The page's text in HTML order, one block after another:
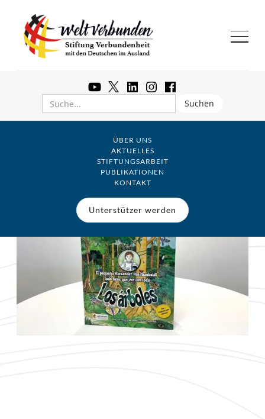
ÜBER UNS
AKTUELLES
STIFTUNGSARBEIT
PUBLIKATIONEN
KONTAKT
Unterstützer werden